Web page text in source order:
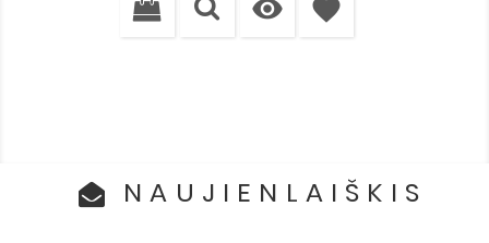
 favorite
NAUJIENLAIŠKIS